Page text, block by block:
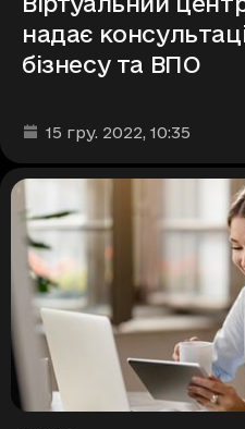
надає
бізнесу та ВПО
Дата та час публікації
15 гру. 2022, 10:35